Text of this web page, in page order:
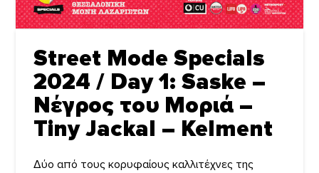
Street Mode Specials
2024 / Day 1: Saske –
Νέγρος του Μοριά –
Tiny Jackal – Kelment
Δύο από τους κορυφαίους καλλιτέχνες της